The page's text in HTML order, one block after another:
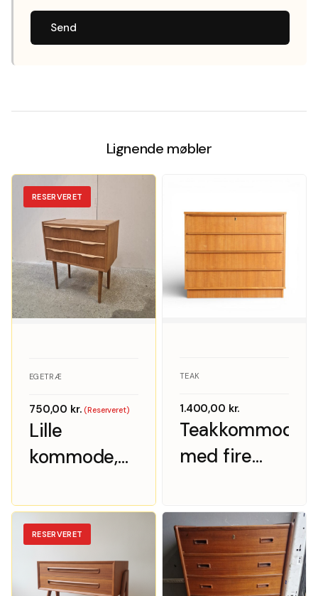
Send
Lignende møbler
RESERVERET
Lille
kommode,
EGETRÆ
750,00 kr. (Reserveret)
Teakkommode
med fire
Danmark
1960’erne
TEAK
1.400,00 kr.
RESERVERET